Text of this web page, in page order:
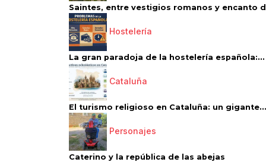
Saintes, entre vestigios romanos y encanto
Hostelería
La gran paradoja de la hostelería española:...
Cataluña
El turismo religioso en Cataluña: un gigante...
Personajes
Caterino y la república de las abejas